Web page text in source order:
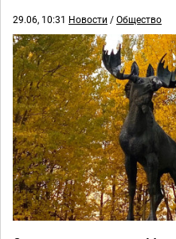
29.06, 10:31 Новости /Общество